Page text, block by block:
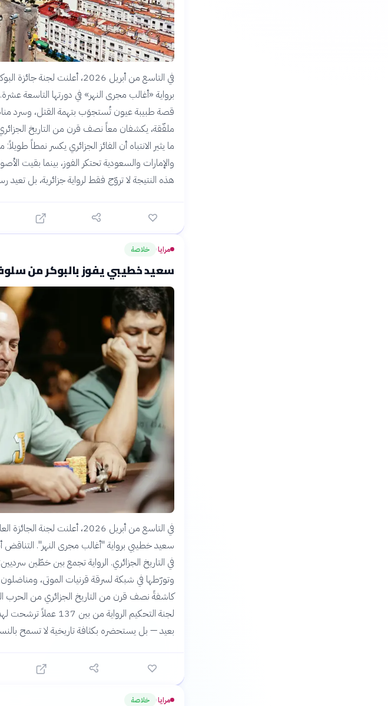
في التاسع من أبريل 2026،
برواية «أغالب مجرى النهر» في دورتها التاسعة
قصة طبيبة عيون تُستجوَب بتهمة القتل، وسرد
ملفّقة، يكشفان معاً نصف قرن من التاريخ
والإمارات والسعودية تحتكر الفوز، بينما بقيت
هذه النتيجة لا تروّج فقط لرواية جزائرية، بل تعيد
مرايا› خلاصة
سعيد خطيبي يفوز بالبوكر من
في التاسع من أبريل 2026، أعلنت
سعيد خطيبي برواية "أغالب مجرى النهر".
في التاريخ الجزائري. الرواية تجمع بين خطّين
وتورّطها في شبكة لسرقة قرنيات الموتى،
كاشفةً نصف قرن من التاريخ الجزائري من الحرب
لجنة التحكيم
بعيد — بل يستحضره بكثافة تاريخية لا تسمح
مرايا› خلاصة